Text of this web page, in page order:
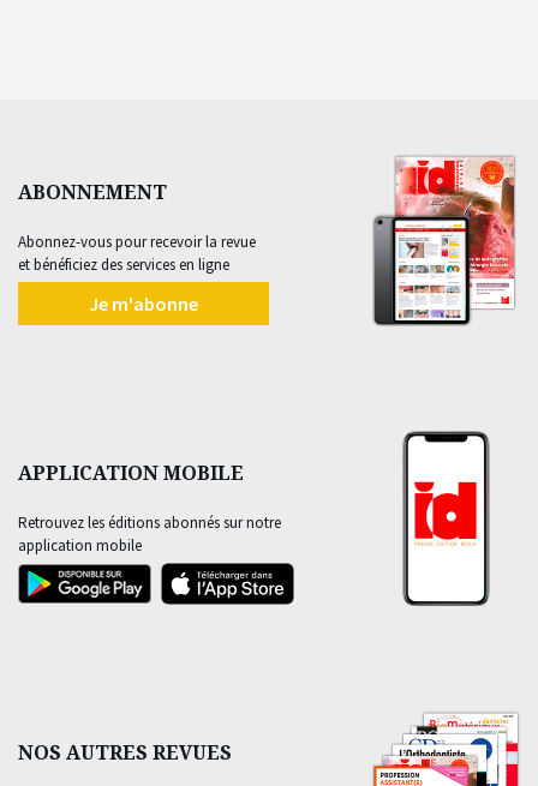
ABONNEMENT
Abonnez-vous pour recevoir la revue
et bénéficiez des services en ligne
Je m'abonne
APPLICATION MOBILE
Retrouvez les éditions abonnés sur notre
application mobile
NOS AUTRES REVUES